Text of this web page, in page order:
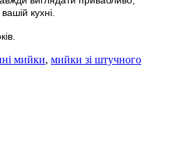
кухні.
мийки, мийки зі штучного